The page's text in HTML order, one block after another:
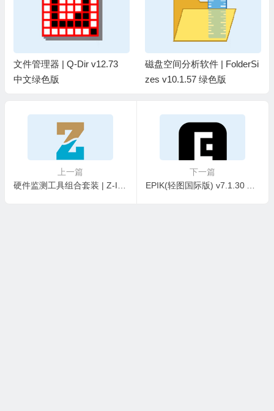
文件管理器 | Q-Dir v12.73
中文绿色版
磁盘空间分析软件 | FolderSi
zes v10.1.57 绿色版
上一篇
下一篇